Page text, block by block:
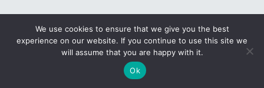
We use cookies to ensure that we give you the best
experience on our website. If you continue to use this site we
will assume that you are happy with it.
Ok